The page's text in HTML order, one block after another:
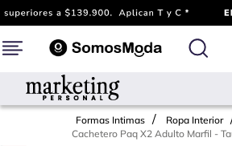
Formas Intimas Ropa Interior
Cachetero Paq X2 Adulto Marfil -